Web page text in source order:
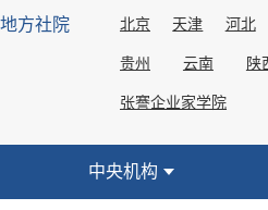
地方社院 北京 天津 河北
贵州 云南 陕
张謇企业家学院
中央机构